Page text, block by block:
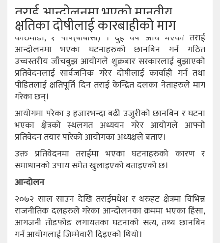
तराई आन्दोलनमा भएको मानवीय
क्षतिका दोषीलाई कारबाहीको माग
काठमाडौं, १ पौष(बीबीसी) । दुई वर्ष अघि भएको तराई
आन्दोलनमा भएका घटनाहरुको छानबिन गर्न गठित
उच्चस्तरीय जाँचबुझ आयोगले शुक्रबार सरकारलाई बुझाएको
प्रतिवेदनलाई सार्वजनिक गरेर दोषीलाई कार्वाही गर्न तथा
पीडितलाई क्षतिपूर्ति दिन तराई केन्द्रित दलका नेताहरुले माग
गरेका छन्।
आयोगमा परेका ३ हजारभन्दा बढी उजुरीको छानबिन र घटना
भएका क्षेत्रको स्थलगत अध्ययन गरेर आयोगले आफ्नो
प्रतिवेदन तयार पारेको आयोगका अध्यक्षले बताए।
उक्त प्रतिवेदनमा तराईमा भएका घटनाहरुको कारण र
समाधानको उपाय समेत खुलाइएको बताइएको छ।
आन्दोलन
२०७२ साल साउन देखि तराईमधेश र थरुहट क्षेत्रमा विभिन्न
राजनीतिक दलहरुले गरेका आन्दोलनका क्रममा भएका हिंसा,
आगजनी तोडफोड लगायतका घटनाको सत्य, तथ्य छानबिन
गर्न आयोगलाई जिम्मेवारी दिइएको थियो।